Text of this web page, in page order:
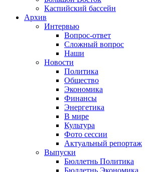
Каспийский бассейн
Архив
Интервью
Вопрос-ответ
Сложный вопрос
Наши
Новости
Политика
Общество
Экономика
Финансы
Энергетика
В мире
Культура
Фото сессии
Актуальный репортаж
Выпуски
Бюллетнь Политика
Бюллетнь Экономика